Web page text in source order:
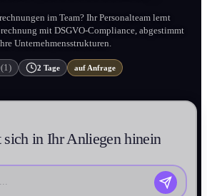
im Team? Ihr Personalteam lernt
mit DSGVO-Compliance, abgestimmt
Unternehmensstrukturen.
(1) 2 Tage auf Anfrage
sich in Ihr Anliegen hinein